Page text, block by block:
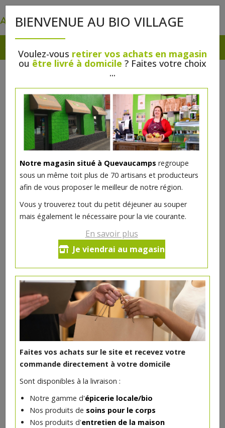
BIENVENUE AU BIO VILLAGE
Voulez-vous retirer vos achats en magasin
ou être livré à domicile ? Faites votre choix
...
Notre magasin situé à Quevaucamps regroupe
sous un même toit plus de 70 artisans et producteurs
afin de vous proposer le meilleur de notre région.
Vous y trouverez tout du petit déjeuner au souper
mais également le nécessaire pour la vie courante.
En savoir plus
Je viendrai au magasin
Faites vos achats sur le site et recevez votre
commande directement à votre domicile
Sont disponibles à la livraison :
Notre gamme d'épicerie locale/bio
Nos produits de soins pour le corps
Nos produits d'entretien de la maison
Cuisse de poulet de Gibecq
1pc/+/-500g
- 1 pc
7.05
Réception souhaitée le
1 pc = ± 0.5 kg = ± 7.05 €
DANS LA MÊME CATÉGORIE ...